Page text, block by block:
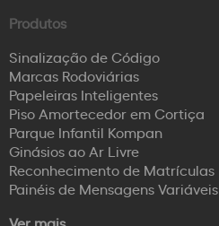
Produtos
Sinalização de Código
Marcas Rodoviárias
Papeleiras Inteligentes
Piso Amortecedor em Cortiça
Parque Infantil Kompan
Ginásios ao Ar Livre
Reconhecimento de Matrículas
Painéis de Mensagens Variáveis